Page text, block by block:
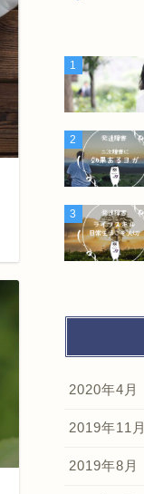
1
2
3
2020年4月
2019年11月
2019年8月